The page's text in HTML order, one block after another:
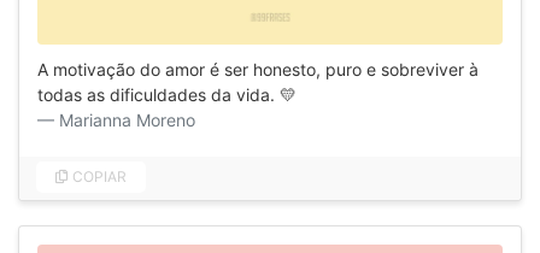
A motivação do amor é ser honesto, puro e sobreviver à
todas as dificuldades da vida. 💛
Marianna Moreno
COPIAR